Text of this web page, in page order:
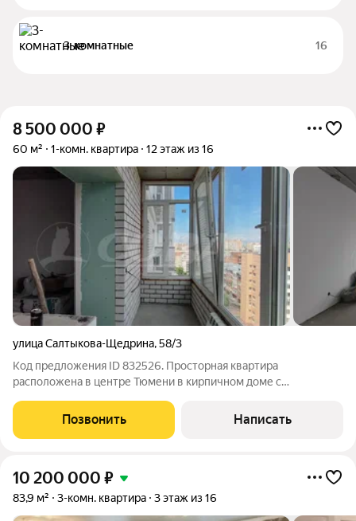
3-комнатные 16
8 500 000 ₽
60 м² 1-комн. квартира 12 этаж из 16
улица Салтыкова-Щедрина,58/3
Код предложения ID 832526. Просторная квартира
расположена в центре Тюмени в кирпичном доме с
максимально функциональная: огромная кухня, изолированная
комната с выходом на лоджию, совмещенный санузел и
Позвонить Написать
10 200 000 ₽
83,9 м² 3-комн. квартира 3 этаж из 16